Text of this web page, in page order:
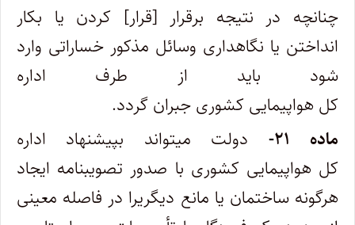
چنانچه در نتیجه برقرار [قرار] کردن یا بکار
انداختن یا نگاهداری وسائل مذکور خساراتی وارد
شود باید از طرف اداره
کل هواپیمایی کشوری جبران گردد.
ماده ۲۱-
دولت میتواند بپیشنهاد اداره
کل هواپیمایی کشوری با صدور تصویبنامه ایجاد
هرگونه ساختمان یا مانع دیگریرا در فاصله معینی